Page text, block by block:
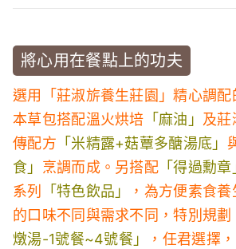
將心用在餐點上的功夫
選用「莊淑旂養生莊園」精心調配
本草包搭配溫火烘培 「麻油」 及莊
傳配方 「米精露+菇蕈多醣湯底」
食」 烹調而成。另搭配 「得過勳章
系列
「特色飲品」
，為方便素食
的口味不同與需求不同，特別規劃
燉湯-1號餐~4號餐」
，任君選擇